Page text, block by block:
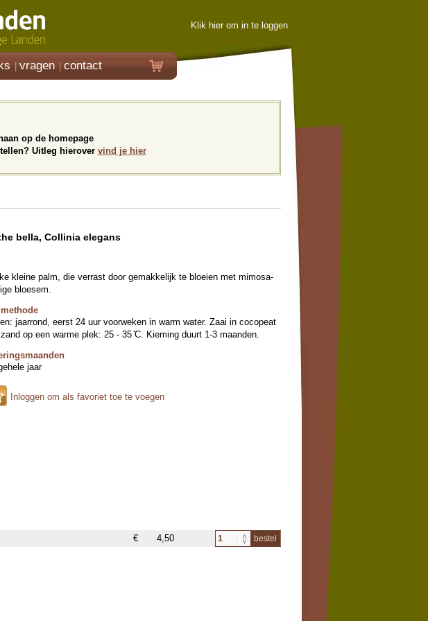
Klik hier om in te loggen
vragen contact
op de homepage
Uitleg hierover vind je hier
bella, Collinia elegans
kleine palm, die verrast door gemakkelijk te bloeien met mimosa-
bloesem.
jaarrond, eerst 24 uur voorweken in warm water. Zaai in cocopeat
op een warme plek: 25 - 35 ̊C. Kieming duurt 1-3 maanden.
jaar
Inloggen om als favoriet toe te voegen
€ 4,50 bestel